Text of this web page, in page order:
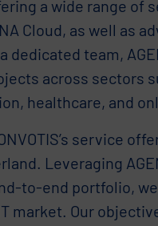
a wide range of
Cloud, as well as
team,
across sectors
healthcare, and
service
Leveraging
to-end portfolio,
market. Our